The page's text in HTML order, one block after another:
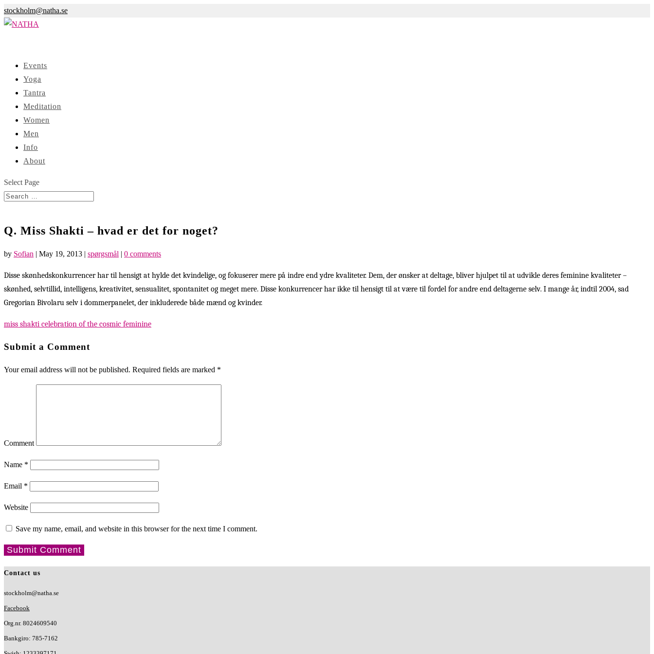
stockholm@natha.se
Events
Yoga
Tantra
Meditation
Women
Men
Info
About
Select Page
Q. Miss Shakti – hvad er det for noget?
by Sofian | May 19, 2013 | spørgsmål | 0 comments
Disse skønhedskonkurrencer har til hensigt at hylde det kvindelige, og fokuserer mere på indre end ydre kvaliteter. Dem, der ønsker at deltage, bliver hjulpet til at udvikle deres feminine kvaliteter –
skønhed, selvtillid, intelligens, kreativitet, sensualitet, spontanitet og meget mere. Disse konkurrencer har ikke til hensigt til at være til fordel for andre end deltagerne selv. I mange år, indtil 2004, sad
Gregorian Bivolaru selv i dommerpanelet, der inkluderede både mænd og kvinder.
miss shakti celebration of the cosmic feminine
Submit a Comment
Your email address will not be published. Required fields are marked *
Comment
Name *
Email *
Website
Save my name, email, and website in this browser for the next time I comment.
Contact us
stockholm@natha.se
Facebook
Org.nr. 8024609540
Bankgiro: 785-7162